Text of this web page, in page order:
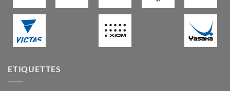
ETIQUETTES